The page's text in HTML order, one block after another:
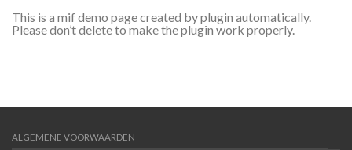
This is a mif demo page created by plugin automatically.
Please don’t delete to make the plugin work properly.
ALGEMENE VOORWAARDEN